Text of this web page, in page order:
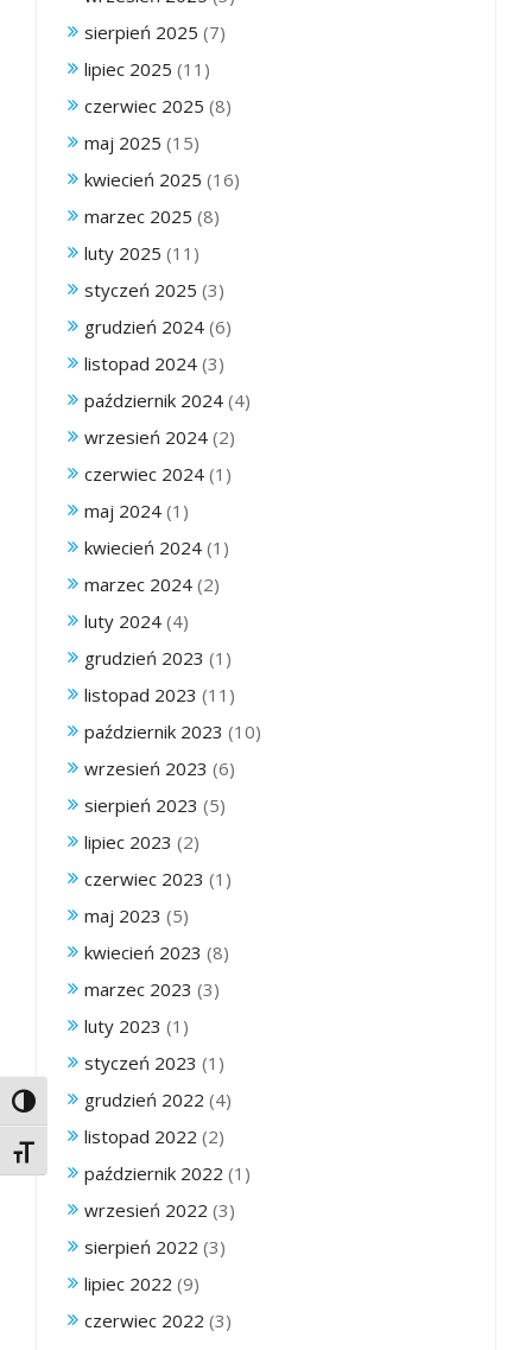
Toggle High Contrast
Toggle Font size
sierpień 2025 (7)
lipiec 2025 (11)
czerwiec 2025 (8)
maj 2025 (15)
kwiecień 2025 (16)
marzec 2025 (8)
luty 2025 (11)
styczeń 2025 (3)
grudzień 2024 (6)
listopad 2024 (3)
październik 2024 (4)
wrzesień 2024 (2)
czerwiec 2024 (1)
maj 2024 (1)
kwiecień 2024 (1)
marzec 2024 (2)
luty 2024 (4)
grudzień 2023 (1)
listopad 2023 (11)
październik 2023 (10)
wrzesień 2023 (6)
sierpień 2023 (5)
lipiec 2023 (2)
czerwiec 2023 (1)
maj 2023 (5)
kwiecień 2023 (8)
marzec 2023 (3)
luty 2023 (1)
styczeń 2023 (1)
grudzień 2022 (4)
listopad 2022 (2)
październik 2022 (1)
wrzesień 2022 (3)
sierpień 2022 (3)
lipiec 2022 (9)
czerwiec 2022 (3)